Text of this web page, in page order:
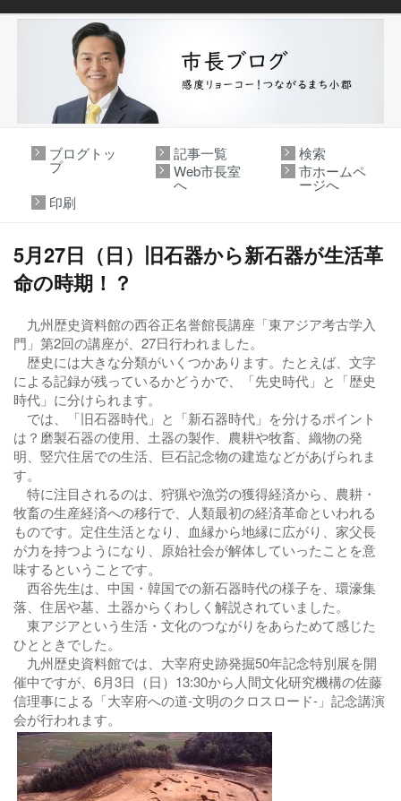
ブログトッ
プ
記事一覧
検索
Web市長室
へ
市ホームペ
ージへ
印刷
5月27日（日）旧石器から新石器が生活革
命の時期！？
九州歴史資料館の西谷正名誉館長講座「東アジア考古学入
門」第2回の講座が、27日行われました。
歴史には大きな分類がいくつかあります。たとえば、文字
による記録が残っているかどうかで、「先史時代」と「歴史
時代」に分けられます。
では、「旧石器時代」と「新石器時代」を分けるポイント
は？磨製石器の使用、土器の製作、農耕や牧畜、織物の発
明、竪穴住居での生活、巨石記念物の建造などがあげられま
す。
特に注目されるのは、狩猟や漁労の獲得経済から、農耕・
牧畜の生産経済への移行で、人類最初の経済革命といわれる
ものです。定住生活となり、血縁から地縁に広がり、家父長
が力を持つようになり、原始社会が解体していったことを意
味するということです。
西谷先生は、中国・韓国での新石器時代の様子を、環濠集
落、住居や墓、土器からくわしく解説されていました。
東アジアという生活・文化のつながりをあらためて感じた
ひとときでした。
九州歴史資料館では、大宰府史跡発掘50年記念特別展を開
催中ですが、6月3日（日）13:30から人間文化研究機構の佐藤
信理事による「大宰府への道-文明のクロスロード-」記念講演
会が行われます。